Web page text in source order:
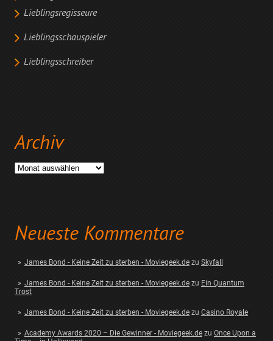
Lieblingsregisseure
Lieblingsschauspieler
Lieblingsschreiber
Archiv
Archiv
Neueste Kommentare
James Bond - Keine Zeit zu sterben - Moviegeek.dezu Skyfall
James Bond - Keine Zeit zu sterben - Moviegeek.dezu Ein Quantum
Trost
James Bond - Keine Zeit zu sterben - Moviegeek.dezu Casino Royale
Academy Awards 2020 – Die Gewinner - Moviegeek.dezu Once Upon a